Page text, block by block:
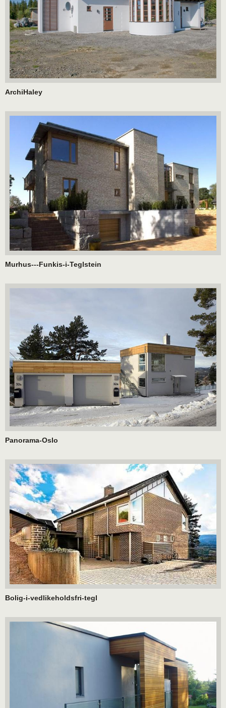
ArchiHaley
Murhus---Funkis-i-Teglstein
Panorama-Oslo
Bolig-i-vedlikeholdsfri-tegl